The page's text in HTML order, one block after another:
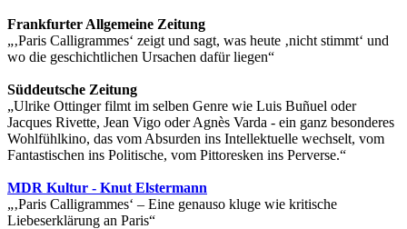
Frankfurter Allgemeine Zeitung
„‚Paris Calligrammes‘ zeigt und sagt, was heute ‚nicht stimmt‘ und
wo die geschichtlichen Ursachen dafür liegen“
Süddeutsche Zeitung
„Ulrike Ottinger filmt im selben Genre wie Luis Buñuel oder
Jacques Rivette, Jean Vigo oder Agnès Varda - ein ganz besonderes
Wohlfühlkino, das vom Absurden ins Intellektuelle wechselt, vom
Fantastischen ins Politische, vom Pittoresken ins Perverse.“
MDR Kultur - Knut Elstermann
„‚Paris Calligrammes‘ – Eine genauso kluge wie kritische
Liebeserklärung an Paris“